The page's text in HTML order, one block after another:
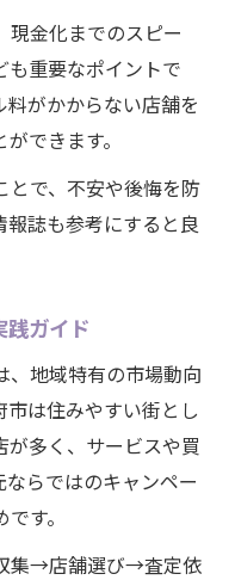
現金化までのスピー
も重要なポイントで
がかからない店舗を
できます。
とで、不安や後悔を防
誌も参考にすると良
践ガイド
、地域特有の市場動向
は住みやすい街とし
多く、サービスや買
らではのキャンペー
す。
集→店舗選び→査定依